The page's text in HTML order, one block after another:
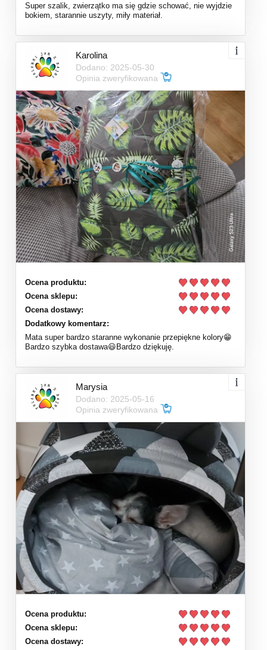
Super szalik, zwierzątko ma się gdzie schować, nie wyjdzie
bokiem, starannie uszyty, miły materiał.
Karolina
Dodano: 2025-05-30
Opinia zweryfikowana
Ocena produktu:
Ocena sklepu:
Ocena dostawy:
Dodatkowy komentarz:
Mata super bardzo staranne wykonanie przepiękne kolory😁
Bardzo szybka dostawa😃Bardzo dziękuję.
Marysia
Dodano: 2025-05-16
Opinia zweryfikowana
Ocena produktu:
Ocena sklepu:
Ocena dostawy: